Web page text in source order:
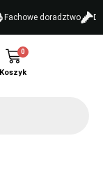
Fachowe doradztwo
0